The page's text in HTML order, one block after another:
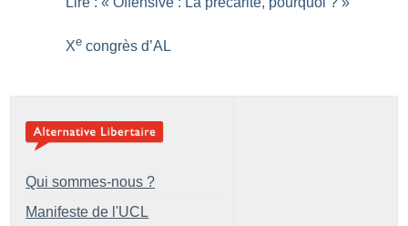
Xe congrès d’AL
Qui sommes-nous ?
Manifeste de l'UCL